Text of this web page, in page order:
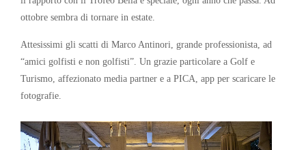
ottobre sembra di tornare in estate.
Attesissimi gli scatti di Marco Antinori, grande professionista, ad
“amici golfisti e non golfisti”. Un grazie particolare a Golf e
Turismo, affezionato media partner e a PICA, app per scaricare le
fotografie.